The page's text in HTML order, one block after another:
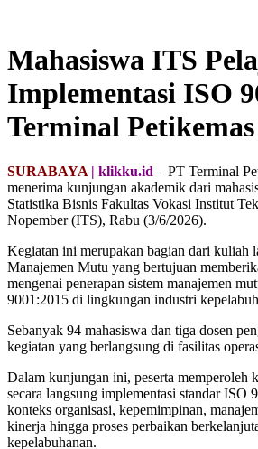
Mahasiswa ITS
Implementasi ISO
Terminal
SURABAYA | klikku.id – PT Terminal
menerima kunjungan akademik dari
Statistika Bisnis Fakultas Vokasi Institut
Nopember (ITS), Rabu (3/6/2026).
Kegiatan ini merupakan bagian dari kuliah
Manajemen Mutu yang bertujuan
mengenai penerapan sistem manajemen
9001:2015 di lingkungan industri
Sebanyak 94 mahasiswa dan tiga dosen
kegiatan yang berlangsung di fasilitas
Dalam kunjungan ini, peserta memperoleh
secara langsung implementasi standar ISO
konteks organisasi, kepemimpinan,
kinerja hingga proses perbaikan
kepelabuhanan.